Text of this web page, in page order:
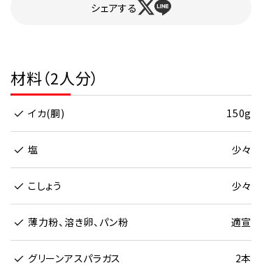
シェアする
材料（2人分）
イカ(胴) 150g
塩 少々
こしょう 少々
薄力粉、溶き卵、パン粉 適宣
グリーンアスパラガス 2本